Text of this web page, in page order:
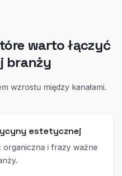
warto łączyć
branży
wzrostu między kanałami.
estetycznej
organiczna i frazy ważne